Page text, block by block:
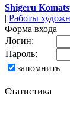
Shigeru
| Работы
Форма входа
Логин:
Пароль:
запомнить
Статистика